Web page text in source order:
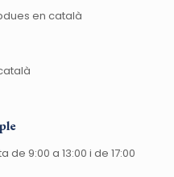
en català
9:00 a 13:00 i de 17:00